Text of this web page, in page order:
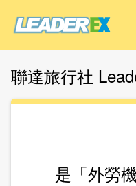
聯達旅行社
是「外勞